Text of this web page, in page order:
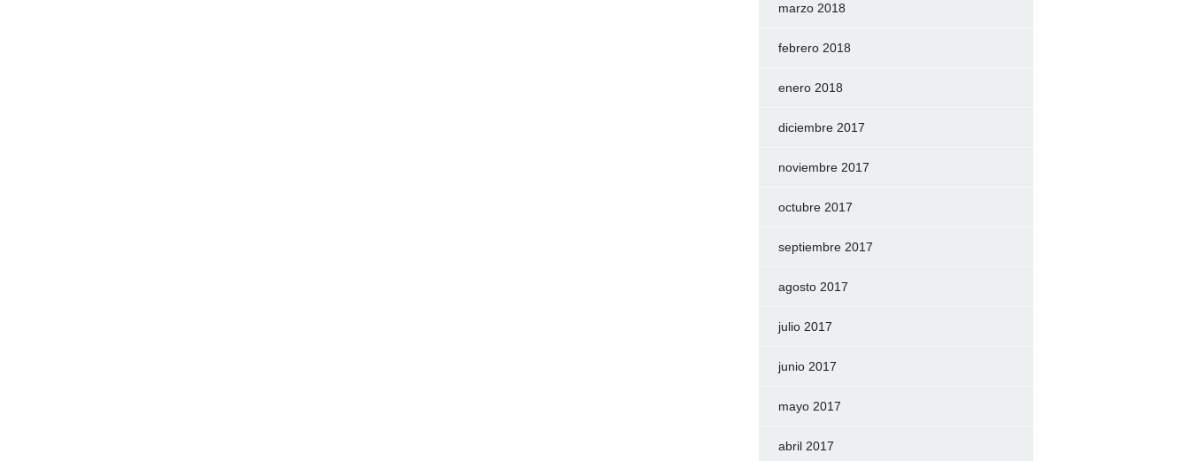
marzo 2018
febrero 2018
enero 2018
diciembre 2017
noviembre 2017
octubre 2017
septiembre 2017
agosto 2017
julio 2017
junio 2017
mayo 2017
abril 2017